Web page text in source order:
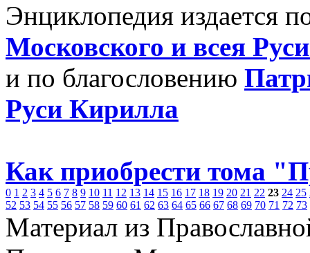
Энциклопедия издается
Московского и всея
и по благословению
Руси Кирилла
Как приобрести тома
0 1 2 3 4 5 6 7 8 9 10 11 12 13 14 15 16 17 18 19 20 21 22 23 24 25
52 53 54 55 56 57 58 59 60 61 62 63 64 65 66 67 68 69 70 71 72 73
Материал из